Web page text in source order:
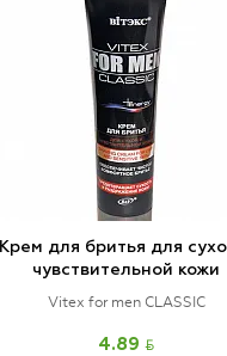
Крем для бритья для
чувствительной кожи
Vitex for men CLASSIC
4.89 BYN